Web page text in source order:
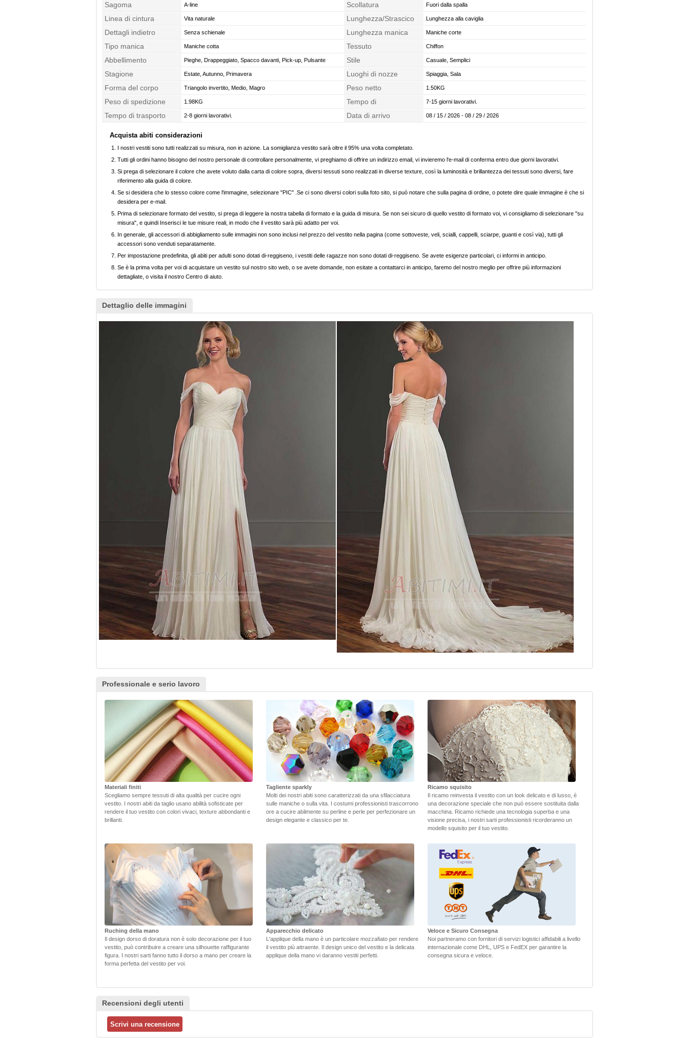
Sagoma A-line Scollatura Fuori dalla spalla
Linea di cintura Vita naturale Lunghezza/Strascico Lunghezza alla caviglia
Dettagli indietro Senza schienale Lunghezza manica Maniche corte
Tipo manica Maniche cotta Tessuto Chiffon
Abbellimento Pieghe, Drappeggiato, Spacco davanti, Pick-up, Pulsante Stile Casuale, Semplici
Stagione Estate, Autunno, Primavera Luoghi di nozze Spiaggia, Sala
Forma del corpo Triangolo invertito, Medio, Magro Peso netto 1.50KG
Peso di spedizione 1.98KG
Tempo di
confezionamento
7-15 giorni lavorativi.
Tempo di trasporto 2-8 giorni lavorativi. Data di arrivo 08 / 15 / 2026 - 08 / 29 / 2026
Acquista abiti considerazioni
I nostri vestiti sono tutti realizzati su misura, non in azione. La somiglianza vestito sarà oltre il 95% una volta completato.
Tutti gli ordini hanno bisogno del nostro personale di controllare personalmente, vi preghiamo di offrire un indirizzo email, vi invieremo l'e-mail di conferma entro due giorni lavorativi.
Si prega di selezionare il colore che avete voluto dalla carta di colore sopra, diversi tessuti sono realizzati in diverse texture, così la luminosità e brillantezza dei tessuti sono diversi, fare
riferimento alla guida di colore.
Se si desidera che lo stesso colore come l'immagine, selezionare "PIC" .Se ci sono diversi colori sulla foto sito, si può notare che sulla pagina di ordine, o potete dire quale immagine è che si
desidera per e-mail.
Prima di selezionare formato del vestito, si prega di leggere la nostra tabella di formato e la guida di misura. Se non sei sicuro di quello vestito di formato voi, vi consigliamo di selezionare "su
misura", e quindi Inserisci le tue misure reali, in modo che il vestito sarà più adatto per voi.
In generale, gli accessori di abbigliamento sulle immagini non sono inclusi nel prezzo del vestito nella pagina (come sottoveste, veli, scialli, cappelli, sciarpe, guanti e così via), tutti gli
accessori sono venduti separatamente.
Per impostazione predefinita, gli abiti per adulti sono dotati di-reggiseno, i vestiti delle ragazze non sono dotati di-reggiseno. Se avete esigenze particolari, ci informi in anticipo.
Se è la prima volta per voi di acquistare un vestito sul nostro sito web, o se avete domande, non esitate a contattarci in anticipo, faremo del nostro meglio per offrire più informazioni
dettagliate, o visita il nostro Centro di aiuto.
Dettaglio delle immagini
Professionale e serio lavoro
Materiali finiti
Scegliamo sempre tessuti di alta qualità per cucire ogni
vestito. I nostri abiti da taglio usano abilità sofisticate per
rendere il tuo vestito con colori vivaci, texture abbondanti e
brillanti.
Tagliente sparkly
Molti dei nostri abiti sono caratterizzati da una sfilacciatura
sulle maniche o sulla vita. I costumi professionisti trascorrono
ore a cucire abilmente su perline e perle per perfezionare un
design elegante e classico per te.
Ricamo squisito
Il ricamo reinvesta il vestito con un look delicato e di lusso, è
una decorazione speciale che non può essere sostituita dalla
macchina. Ricamo richiede una tecnologia superba e una
visione precisa, i nostri sarti professionisti ricorderanno un
modello squisito per il tuo vestito.
Ruching della mano
Il design dorso di doratura non è solo decorazione per il tuo
vestito, può contribuire a creare una silhouette raffigurante
figura. I nostri sarti fanno tutto il dorso a mano per creare la
forma perfetta del vestito per voi.
Apparecchio delicato
L'applique della mano è un particolare mozzafiato per rendere
il vestito più attraente. Il design unico del vestito e la delicata
applique della mano vi daranno vestiti perfetti.
Veloce e Sicuro Consegna
Noi partneramo con fornitori di servizi logistici affidabili a livello
internazionale come DHL, UPS e FedEX per garantire la
consegna sicura e veloce.
Recensioni degli utenti